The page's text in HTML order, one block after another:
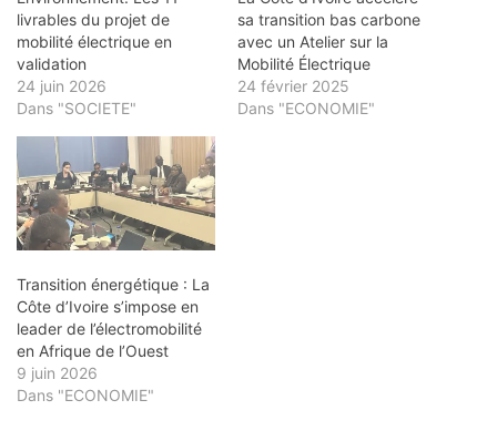
livrables du projet de
mobilité électrique en
validation
24 juin 2026
Dans "SOCIETE"
sa transition bas carbone
avec un Atelier sur la
Mobilité Électrique
24 février 2025
Dans "ECONOMIE"
Transition énergétique : La
Côte d’Ivoire s’impose en
leader de l’électromobilité
en Afrique de l’Ouest
9 juin 2026
Dans "ECONOMIE"